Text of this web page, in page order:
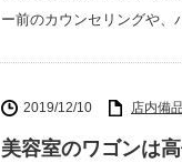
ー前のカウンセリングや
2019/12/10 店内備
美容室のワゴンは